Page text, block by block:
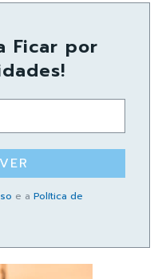
Ficar por
e a Política de